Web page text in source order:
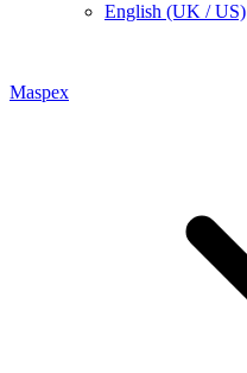
English (UK / US)
Maspex